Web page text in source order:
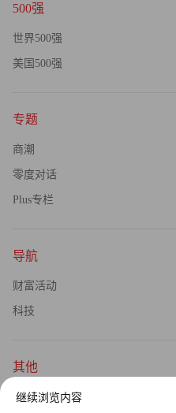
500强
世界500强
美国500强
专题
商潮
零度对话
Plus专栏
导航
财富活动
科技
其他
杂志订阅
继续浏览内容